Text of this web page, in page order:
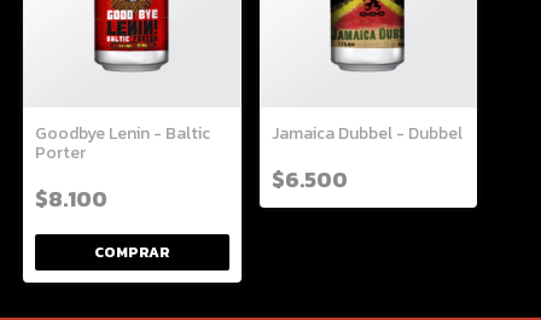
Goodbye Lenin - Baltic
Porter
$8.100
Jamaica Dubbel - Dubbel
$6.500